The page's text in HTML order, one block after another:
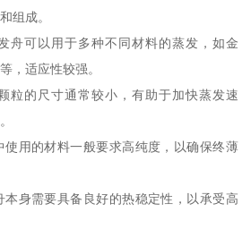
组成。
舟可以用于多种不同材料的蒸发，如金
，适应性较强。
粒的尺寸通常较小，有助于加快蒸发速
用的材料一般要求高纯度，以确保终薄
身需要具备良好的热稳定性，以承受高